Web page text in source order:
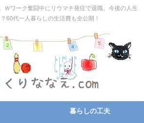
Ｗワーク奮闘中にリウマチ発症で退職。今後の人生
60代一人暮らしの生活費も全公開！
暮らしの工夫